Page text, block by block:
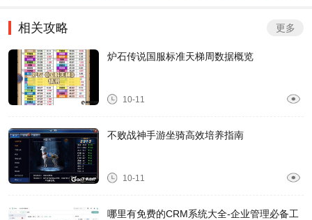
相关攻略 更多
炉石传说国服标准天梯周数据概览
10-11
不败战神手游坐骑高效培养指南
10-11
哪里有免费的CRM系统大全-企业管理必备工